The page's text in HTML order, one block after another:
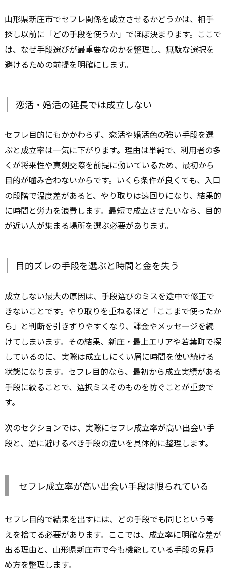
山形県新庄市でセフレ関係を成立させるかどうかは、相手
探し以前に「どの手段を使うか」でほぼ決まります。ここで
は、なぜ手段選びが最重要なのかを整理し、無駄な選択を
避けるための前提を明確にします。
恋活・婚活の延長では成立しない
セフレ目的にもかかわらず、恋活や婚活色の強い手段を選
ぶと成立率は一気に下がります。理由は単純で、利用者の多
くが将来性や真剣交際を前提に動いているため、最初から
目的が噛み合わないからです。いくら条件が良くても、入口
の段階で温度差があると、やり取りは遠回りになり、結果的
に時間と労力を浪費します。最短で成立させたいなら、目的
が近い人が集まる場所を選ぶ必要があります。
目的ズレの手段を選ぶと時間と金を失う
成立しない最大の原因は、手段選びのミスを途中で修正で
きないことです。やり取りを重ねるほど「ここまで使ったか
ら」と判断を引きずりやすくなり、課金やメッセージを続
けてしまいます。その結果、新庄・最上エリアや若葉町で探
しているのに、実際は成立しにくい層に時間を使い続ける
状態になります。セフレ目的なら、最初から成立実績がある
手段に絞ることで、選択ミスそのものを防ぐことが重要で
す。
次のセクションでは、実際にセフレ成立率が高い出会い手
段と、逆に避けるべき手段の違いを具体的に整理します。
セフレ成立率が高い出会い手段は限られている
セフレ目的で結果を出すには、どの手段でも同じという考
えを捨てる必要があります。ここでは、成立率に明確な差が
出る理由と、山形県新庄市で今も機能している手段の見極
め方を整理します。